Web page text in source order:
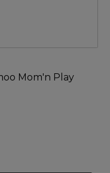
Mom'n Play